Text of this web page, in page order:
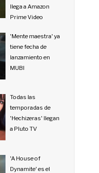
llega a Amazon
Prime Video
'Mente maestra' ya
tiene fecha de
lanzamiento en
MUBI
Todas las
temporadas de
'Hechizeras' llegan
a Pluto TV
'A House of
Dynamite' es el